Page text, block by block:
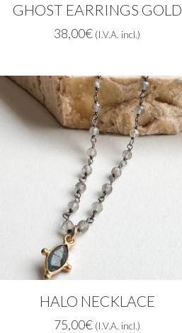
GHOST EARRINGS GOLD
38,00€ (I.V.A. incl.)
HALO NECKLACE
75,00€ (I.V.A. incl.)